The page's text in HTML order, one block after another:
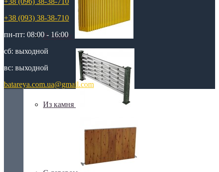
В тренде
Из камня
+38 (093) 38-38-710
пн-пт: 08:00 - 16:00
сб: выходной
вс: выходной
batareya.com.ua@gmail.com